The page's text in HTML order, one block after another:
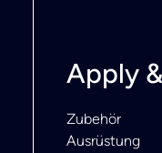
Apply
Zubehör
Ausrüstung